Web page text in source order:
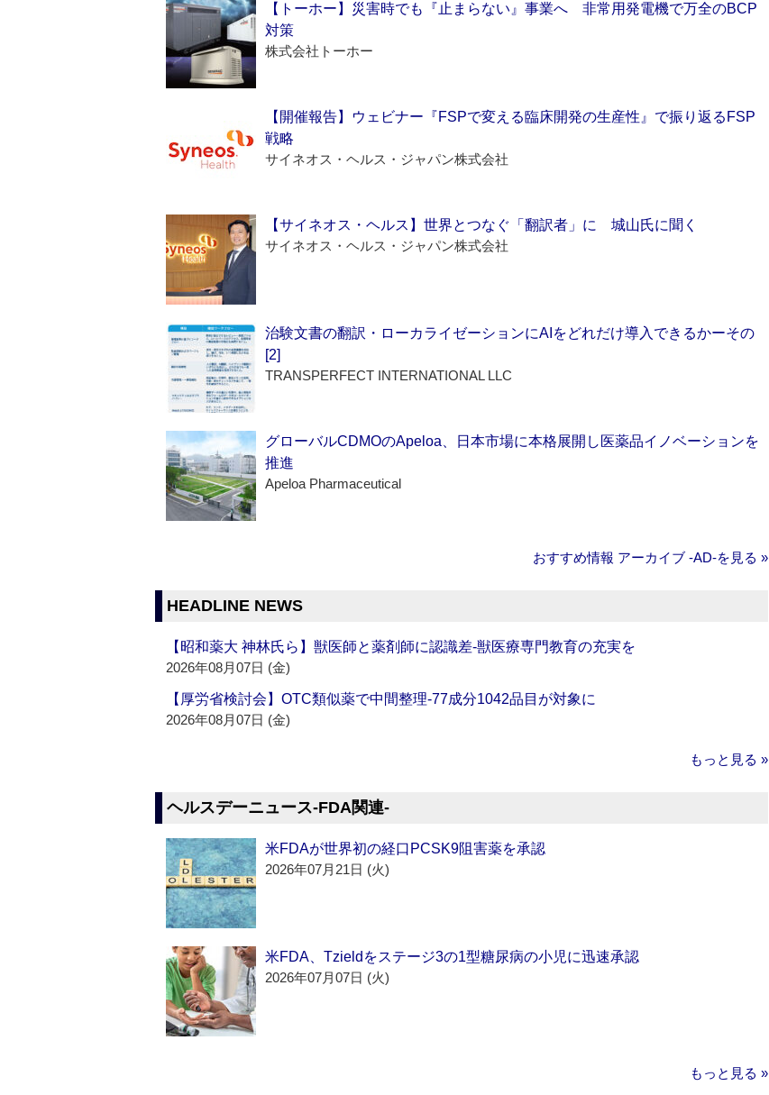
【トーホー】災害時でも『止まらない』事業へ 非常用発電機で万全のBCP
対策
株式会社トーホー
【開催報告】ウェビナー『FSPで変える臨床開発の生産性』で振り返るFSP
戦略
サイネオス・ヘルス・ジャパン株式会社
【サイネオス・ヘルス】世界とつなぐ「翻訳者」に 城山氏に聞く
サイネオス・ヘルス・ジャパン株式会社
治験文書の翻訳・ローカライゼーションにAIをどれだけ導入できるかーその
[2]
TRANSPERFECT INTERNATIONAL LLC
グローバルCDMOのApeloa、日本市場に本格展開し医薬品イノベーションを
推進
Apeloa Pharmaceutical
おすすめ情報 アーカイブ ‐AD‐を見る »
HEADLINE NEWS
【昭和薬大 神林氏ら】獣医師と薬剤師に認識差‐獣医療専門教育の充実を
2026年08月07日 (金)
【厚労省検討会】OTC類似薬で中間整理‐77成分1042品目が対象に
2026年08月07日 (金)
もっと見る »
ヘルスデーニュース‐FDA関連‐
米FDAが世界初の経口PCSK9阻害薬を承認
2026年07月21日 (火)
米FDA、Tzieldをステージ3の1型糖尿病の小児に迅速承認
2026年07月07日 (火)
もっと見る »